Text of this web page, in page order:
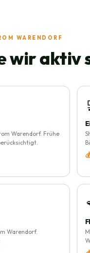
WARENDORF
wir aktiv
Warendorf. Frühe
Warendorf.